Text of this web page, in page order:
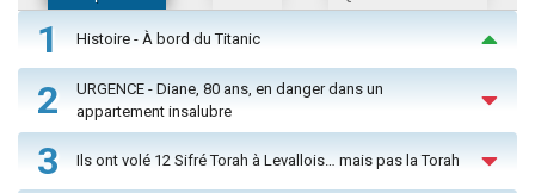
1 Histoire - À bord du Titanic
2
URGENCE - Diane, 80 ans, en danger dans un
appartement insalubre
3 Ils ont volé 12 Sifré Torah à Levallois… mais pas la Torah